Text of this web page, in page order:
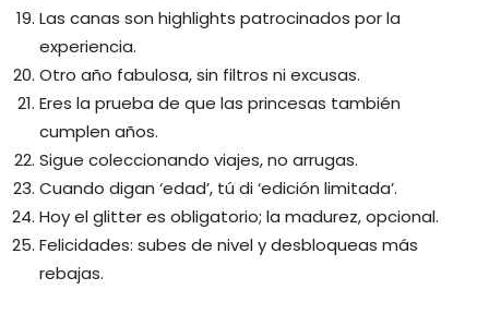
Las canas son highlights patrocinados por la
experiencia.
Otro año fabulosa, sin filtros ni excusas.
Eres la prueba de que las princesas también
cumplen años.
Sigue coleccionando viajes, no arrugas.
Cuando digan ‘edad’, tú di ‘edición limitada’.
Hoy el glitter es obligatorio; la madurez, opcional.
Felicidades: subes de nivel y desbloqueas más
rebajas.